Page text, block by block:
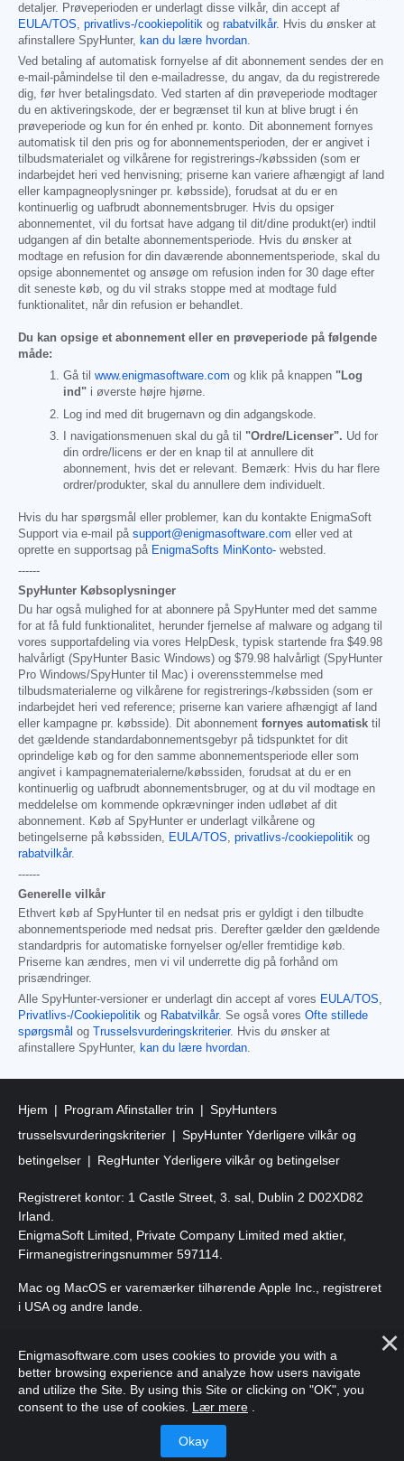
detaljer. Prøveperioden er underlagt disse vilkår, din accept af
EULA/TOS, privatlivs-/cookiepolitik og rabatvilkår. Hvis du ønsker at
afinstallere SpyHunter, kan du lære hvordan.
Ved betaling af automatisk fornyelse af dit abonnement sendes der en
e-mail-påmindelse til den e-mailadresse, du angav, da du registrerede
dig, før hver betalingsdato. Ved starten af din prøveperiode modtager
du en aktiveringskode, der er begrænset til kun at blive brugt i én
prøveperiode og kun for én enhed pr. konto. Dit abonnement fornyes
automatisk til den pris og for abonnementsperioden, der er angivet i
tilbudsmaterialet og vilkårene for registrerings-/købssiden (som er
indarbejdet heri ved henvisning; priserne kan variere afhængigt af land
eller kampagneoplysninger pr. købsside), forudsat at du er en
kontinuerlig og uafbrudt abonnementsbruger. Hvis du opsiger
abonnementet, vil du fortsat have adgang til dit/dine produkt(er) indtil
udgangen af din betalte abonnementsperiode. Hvis du ønsker at
modtage en refusion for din daværende abonnementsperiode, skal du
opsige abonnementet og ansøge om refusion inden for 30 dage efter
dit seneste køb, og du vil straks stoppe med at modtage fuld
funktionalitet, når din refusion er behandlet.
Du kan opsige et abonnement eller en prøveperiode på følgende
måde:
Gå til www.enigmasoftware.com og klik på knappen "Log
ind" i øverste højre hjørne.
Log ind med dit brugernavn og din adgangskode.
I navigationsmenuen skal du gå til "Ordre/Licenser". Ud for
din ordre/licens er der en knap til at annullere dit
abonnement, hvis det er relevant. Bemærk: Hvis du har flere
ordrer/produkter, skal du annullere dem individuelt.
Hvis du har spørgsmål eller problemer, kan du kontakte EnigmaSoft
Support via e-mail på support@enigmasoftware.com eller ved at
oprette en supportsag på EnigmaSofts MinKonto- websted.
------
SpyHunter Købsoplysninger
Du har også mulighed for at abonnere på SpyHunter med det samme
for at få fuld funktionalitet, herunder fjernelse af malware og adgang til
vores supportafdeling via vores HelpDesk, typisk startende fra $49.98
halvårligt (SpyHunter Basic Windows) og $79.98 halvårligt (SpyHunter
Pro Windows/SpyHunter til Mac) i overensstemmelse med
tilbudsmaterialerne og vilkårene for registrerings-/købssiden (som er
indarbejdet heri ved reference; priserne kan variere afhængigt af land
eller kampagne pr. købsside). Dit abonnement fornyes automatisk til
det gældende standardabonnementsgebyr på tidspunktet for dit
oprindelige køb og for den samme abonnementsperiode eller som
angivet i kampagnematerialerne/købssiden, forudsat at du er en
kontinuerlig og uafbrudt abonnementsbruger, og at du vil modtage en
meddelelse om kommende opkrævninger inden udløbet af dit
abonnement. Køb af SpyHunter er underlagt vilkårene og
betingelserne på købssiden, EULA/TOS, privatlivs-/cookiepolitik og
rabatvilkår.
------
Generelle vilkår
Ethvert køb af SpyHunter til en nedsat pris er gyldigt i den tilbudte
abonnementsperiode med nedsat pris. Derefter gælder den gældende
standardpris for automatiske fornyelser og/eller fremtidige køb.
Priserne kan ændres, men vi vil underrette dig på forhånd om
prisændringer.
Alle SpyHunter-versioner er underlagt din accept af vores EULA/TOS,
Privatlivs-/Cookiepolitik og Rabatvilkår. Se også vores Ofte stillede
spørgsmål og Trusselsvurderingskriterier. Hvis du ønsker at
afinstallere SpyHunter, kan du lære hvordan.
Hjem Program Afinstaller trin
SpyHunters
trusselsvurderingskriterier
SpyHunter Yderligere vilkår og
betingelser
RegHunter Yderligere vilkår og betingelser
Registreret kontor: 1 Castle Street, 3. sal, Dublin 2 D02XD82
Irland.
EnigmaSoft Limited, Private Company Limited med aktier,
Firmanegistreringsnummer 597114.
Mac og MacOS er varemærker tilhørende Apple Inc., registreret
i USA og andre lande.
forbeholdes.
Enigmasoftware.com uses cookies to provide you with a
better browsing experience and analyze how users navigate
and utilize the Site. By using this Site or clicking on "OK", you
consent to the use of cookies. Lær mere